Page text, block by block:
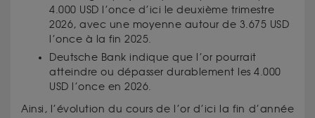
4.000 USD l’once d’ici le deuxième trimestre
2026, avec une moyenne autour de 3.675 USD
l’once à la fin 2025.
Deutsche Bank indique que l’or pourrait
atteindre ou dépasser durablement les 4.000
USD l’once en 2026.
Ainsi, l’évolution du cours de l’or d’ici la fin d’année